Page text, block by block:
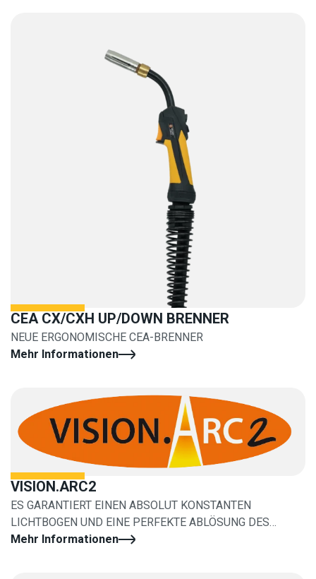
CEA CX/CXH UP/DOWN BRENNER
NEUE ERGONOMISCHE CEA-BRENNER
Mehr Informationen
VISION.ARC2
ES GARANTIERT EINEN ABSOLUT KONSTANTEN
LICHTBOGEN UND EINE PERFEKTE ABLÖSUNG DES
TROPFENS
Mehr Informationen